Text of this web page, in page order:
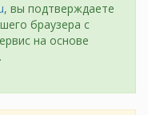
, вы подтверждаете
браузера с
на основе